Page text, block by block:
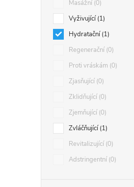
Masážní 0
Vyživující 1
Hydratační 1
Regenerační 0
Proti vráskám 0
Zjasňující 0
Zklidňující 0
Zjemňující 0
Zvláčňující 1
Revitalizující 0
Adstringentní 0